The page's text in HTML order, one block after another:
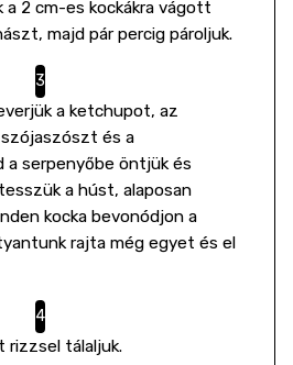
a 2 cm-es kockákra vágott
majd pár percig pároljuk.
a ketchupot, az
és a
a serpenyőbe öntjük és
a húst, alaposan
kocka bevonódjon a
rajta még egyet és el
rizzsel tálaljuk.